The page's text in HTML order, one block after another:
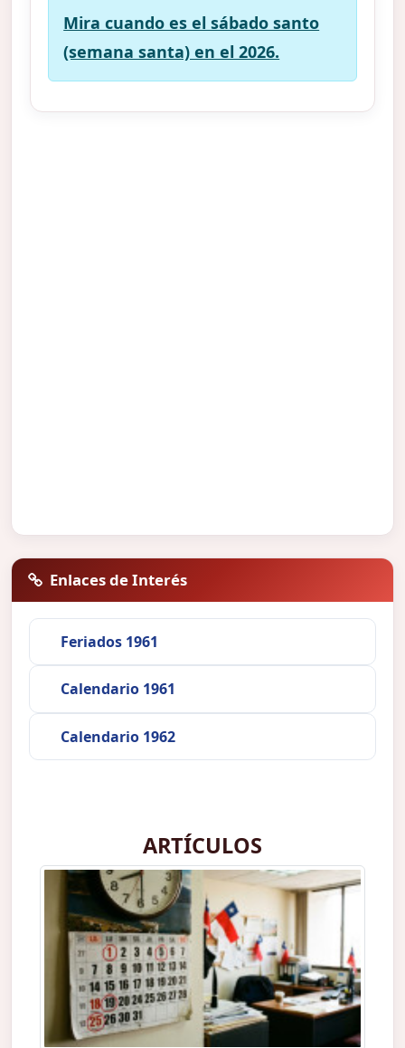
Mira cuando es el sábado santo
(semana santa) en el 2026.
Enlaces de Interés
Feriados 1961
Calendario 1961
Calendario 1962
ARTÍCULOS